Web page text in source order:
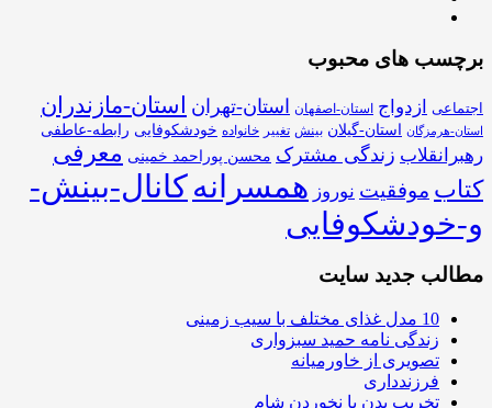
برچسب های محبوب
اجتماعی ازدواج استان-اصفهان استان-تهران استان-مازندران
استان-هرمزگان استان-گیلان بینش تغییر خانواده خودشکوفایی رابطه-عاطفی
رهبرانقلاب زندگی مشترک محسن پوراحمد خمینی معرفی
کتاب موفقیت نوروز همسرانهکانال-بینش-
و-خودشکوفایی
مطالب جدید سایت
10 مدل غذای مختلف با سیب زمینی
زندگی نامه حمید سبزواری
تصویری از خاورمیانه
فرزندداری
تخریب بدن با نخوردن شام